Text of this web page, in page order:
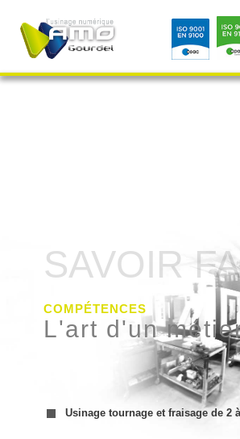
COMPÉTENCES
L'art d'un
Usinage tournage et fraisage de 2
SAVOIR